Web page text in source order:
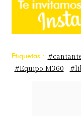
Etiquetas :
#Equipo M360